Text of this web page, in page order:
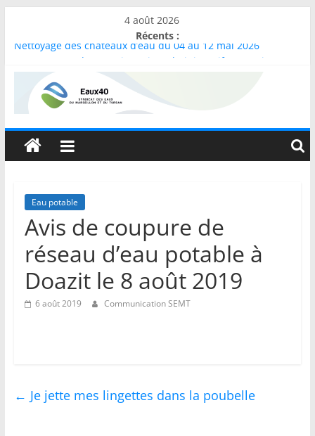
contenu
4 août 2026
Récents :
Nettoyage des châteaux d’eau du 04 au 12 mai 2026
abonnés
Canicule : Restriction de l’accueil public
Election du président et des vice-présidents
Séance d’installation du Comité Syndical – 13 mai 2026
Syndicat
des
Eaux
du
Marseillon
Tursan
Eau potable
Avis de coupure de
réseau d’eau potable à
Doazit le 8 août 2019
6 août 2019 Communication SEMT
← Je jette mes lingettes dans la poubelle